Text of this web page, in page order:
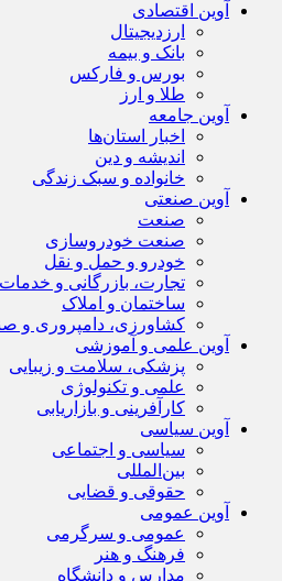
آوین اقتصادی
ارزدیجیتال
بانک و بیمه
بورس و فارکس
طلا و ارز
آوین جامعه
اخبار استان‌ها
اندیشه و دین
خانواده و سبک زندگی
آوین صنعتی
صنعت
صنعت خودروسازی
خودرو و حمل و نقل
تجارت، بازرگانی و خدمات
ساختمان و املاک
کشاورزی، دامپروری و
آوین علمی و آموزشی
پزشکی، سلامت و زیبایی
علمی و تکنولوژی
کارآفرینی و بازاریابی
آوین سیاسی
سیاسی و اجتماعی
بین‌المللی
حقوقی و قضایی
آوین عمومی
عمومی و سرگرمی
فرهنگ و هنر
مدارس و دانشگاه